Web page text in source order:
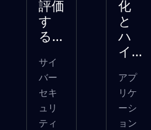
評価
す
る...
サイ
バー
セキ
ュリ
ティ
化
と
ハ
イ...
アプ
リケ
ーシ
ョン